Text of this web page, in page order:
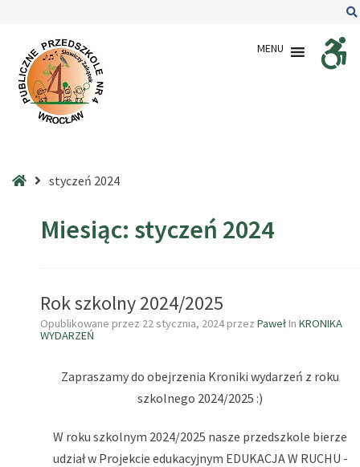
styczeń
MENU
Stronastyczeń 2024
Miesiąc: styczeń 2024
Rok szkolny 2024/2025
Opublikowane przez 22 stycznia, 2024 przez Paweł In KRONIKA
WYDARZEŃ
Zapraszamy do obejrzenia Kroniki wydarzeń z roku
szkolnego 2024/2025 :)
W roku szkolnym 2024/2025 nasze przedszkole bierze
udział w Projekcie edukacyjnym EDUKACJA W RUCHU -